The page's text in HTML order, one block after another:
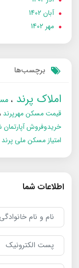
آبان 1402
مهر 1402
برچسب‌ها
املاک پرند
قیمت مسکن مهرپرند
خریدوفروش آپارتمان
امتیاز مسکن ملی پرند
اطلاعات شما